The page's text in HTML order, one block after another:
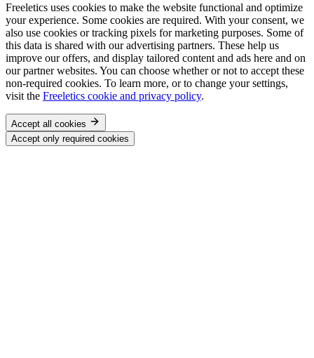
Freeletics uses cookies to make the website functional and optimize
your experience. Some cookies are required. With your consent, we
also use cookies or tracking pixels for marketing purposes. Some of
this data is shared with our advertising partners. These help us
improve our offers, and display tailored content and ads here and on
our partner websites. You can choose whether or not to accept these
non-required cookies. To learn more, or to change your settings,
visit the Freeletics cookie and privacy policy.
Accept all cookies
Accept only required cookies